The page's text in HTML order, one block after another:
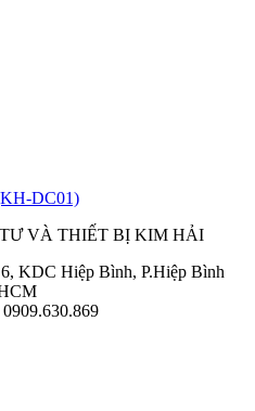
DC01)
VÀ THIẾT BỊ KIM HẢI
KDC Hiệp Bình, P.Hiệp Bình